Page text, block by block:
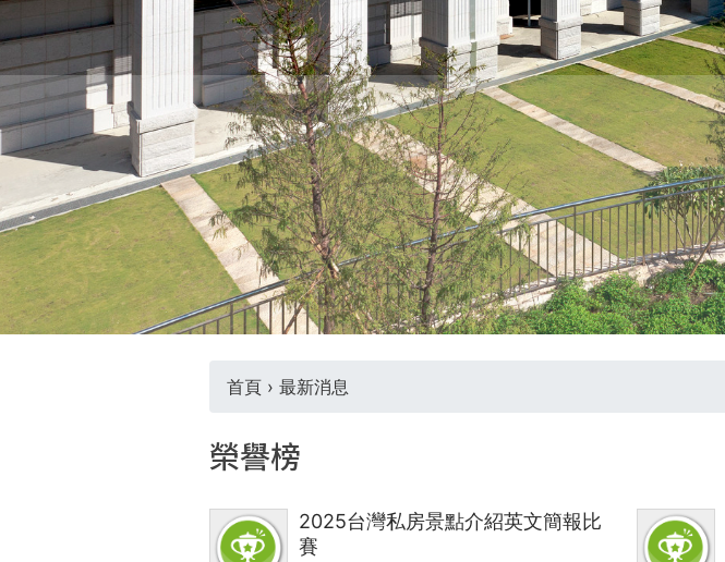
動
力
的
世
界
民。
WAGOR
TODAY
THE
WORLD
TOMORROW
在
這
首頁 › 最新消息
榮譽榜
2025台灣私房景點介紹英文簡報比
賽